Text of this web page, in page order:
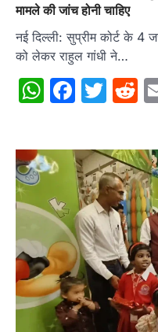
मामले की जांच होनी चाहिए
नई दिल्ली: सुप्रीम कोर्ट के 4
को लेकर राहुल गांधी ने…